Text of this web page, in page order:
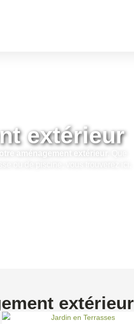
extérieur
aménagement extérieur.
extérieur